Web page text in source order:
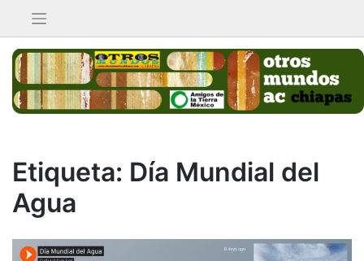
contenido
Etiqueta: Día Mundial del
Agua